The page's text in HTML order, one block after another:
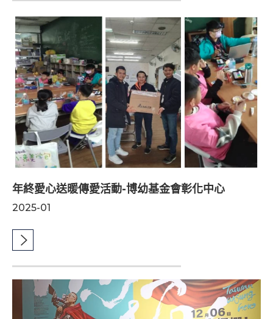
年終愛心送暖傳愛活動-博幼基金會彰化中心
2025-01